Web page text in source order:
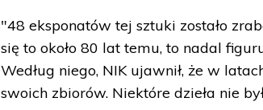
"48 eksponatów tej sztuki zostało
się to około 80 lat temu, to nadal
Według niego, NIK ujawnił, że w
swoich zbiorów. Niektóre dzieła nie